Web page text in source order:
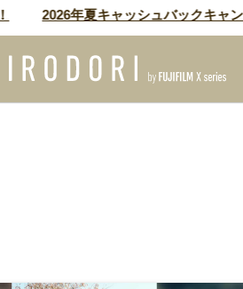
2026年夏キャッシュバックキャンペー